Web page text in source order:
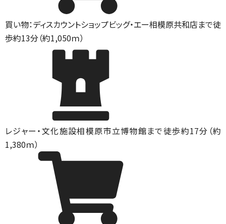
買い物：ディスカウントショップビッグ・エー相模原共和店まで徒
歩約13分（約1,050ｍ）
レジャー・文化施設相模原市立博物館まで徒歩約17分（約
1,380ｍ）